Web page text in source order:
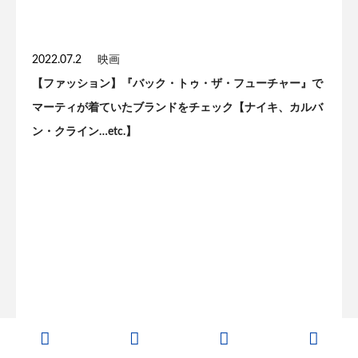
2022.07.2 映画
【ファッション】『バック・トゥ・ザ・フューチャー』で
マーティが着ていたブランドをチェック【ナイキ、カルバ
ン・クライン…etc.】
2025.03.10